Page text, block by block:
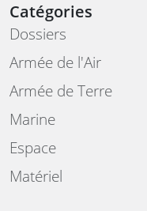
Catégories
Dossiers
Armée de l'Air
Armée de Terre
Marine
Espace
Matériel